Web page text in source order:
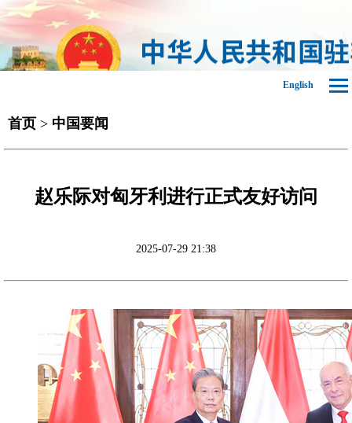
English
首页 > 中国要闻
赵乐际对匈牙利进行正式友好访问
2025-07-29 21:38